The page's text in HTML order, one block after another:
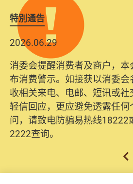
特別通告
2026.06.29
消委会提醒消费者及商户，
布消费警示。如接获以消委
收相关来电、电邮、短讯或
轻信回应，更应避免透露任
问，请致电防骗易热线18222
2222查询。